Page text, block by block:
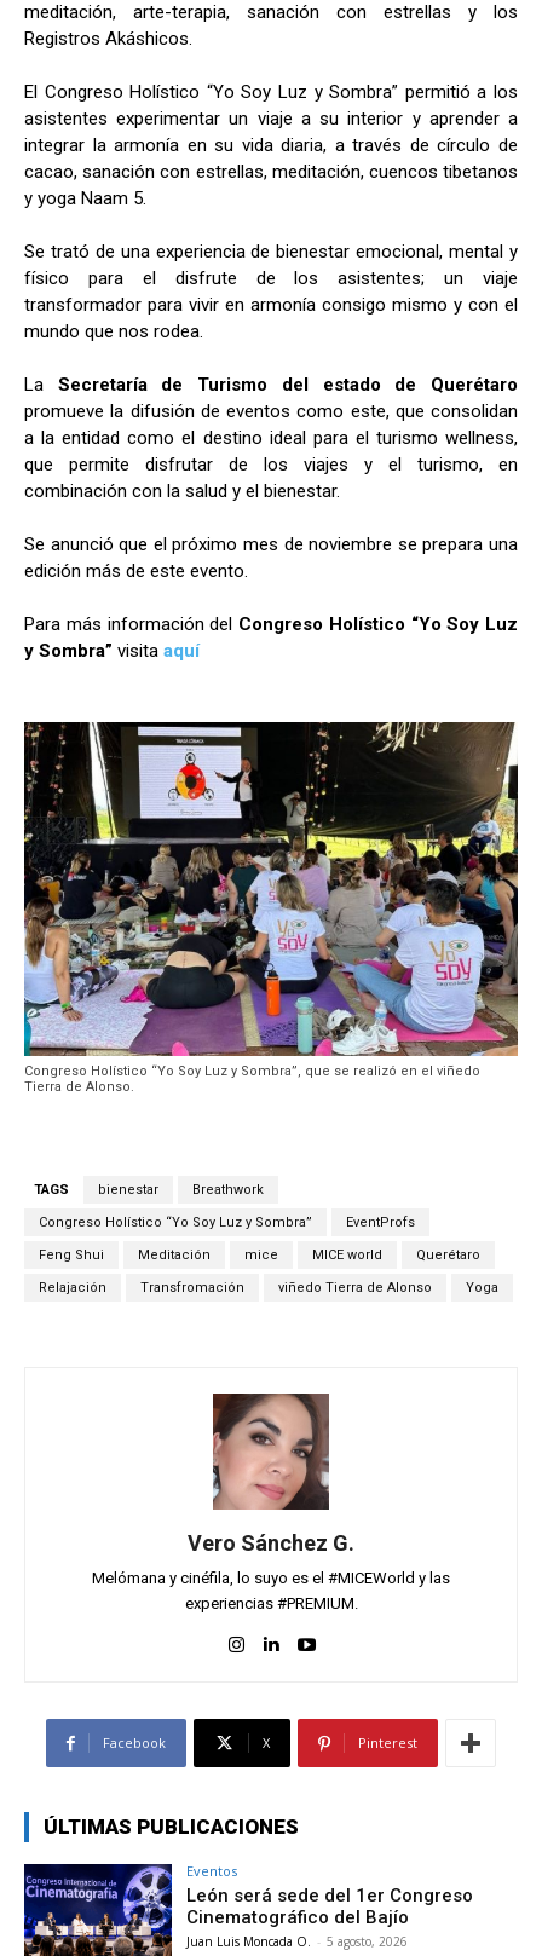
meditación, arte-terapia, sanación con estrellas y los
Registros Akáshicos.
El Congreso Holístico “Yo Soy Luz y Sombra” permitió a los
asistentes experimentar un viaje a su interior y aprender a
integrar la armonía en su vida diaria, a través de círculo de
cacao, sanación con estrellas, meditación, cuencos tibetanos
y yoga Naam 5.
Se trató de una experiencia de bienestar emocional, mental y
físico para el disfrute de los asistentes; un viaje
transformador para vivir en armonía consigo mismo y con el
mundo que nos rodea.
La Secretaría de Turismo del estado de Querétaro
promueve la difusión de eventos como este, que consolidan
a la entidad como el destino ideal para el turismo wellness,
que permite disfrutar de los viajes y el turismo, en
combinación con la salud y el bienestar.
Se anunció que el próximo mes de noviembre se prepara una
edición más de este evento.
Para más información del Congreso Holístico “Yo Soy Luz
y Sombra” visita aquí
Congreso Holístico “Yo Soy Luz y Sombra”, que se realizó en el viñedo
Tierra de Alonso.
TAGS bienestar Breathwork
Congreso Holístico “Yo Soy Luz y Sombra” EventProfs
Feng Shui Meditación mice MICE world Querétaro
Relajación Transfromación viñedo Tierra de Alonso Yoga
Vero Sánchez G.
Melómana y cinéfila, lo suyo es el #MICEWorld y las
experiencias #PREMIUM.
Facebook X Pinterest
ÚLTIMAS PUBLICACIONES
Eventos
León será sede del 1er Congreso
Cinematográfico del Bajío
Juan Luis Moncada O. - 5 agosto, 2026